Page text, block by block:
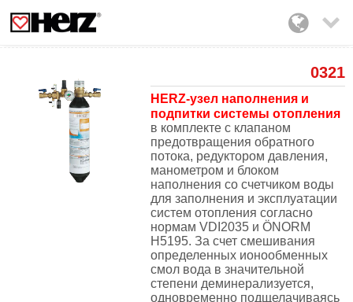

0321
HERZ-узел наполнения и
подпитки системы отопления
в комплекте с клапаном
предотвращения обратного
потока, редуктором давления,
манометром и блоком
наполнения сo счетчиком воды
длязаполнения и эксплуатации
систем отоплениясогласно
нормам VDI2035 иÖNORM
H5195. За счет смешивания
определенных ионообменных
смол вода в значительной
степени деминерализуется,
одновременно подщелачиваясь